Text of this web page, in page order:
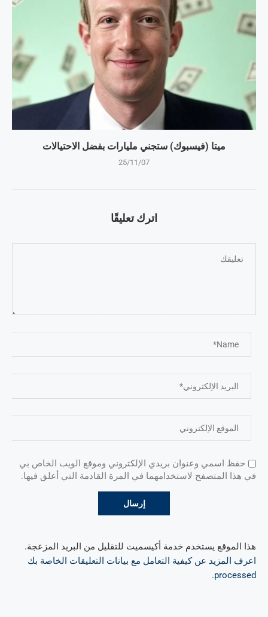
ميتا (فيسبوك) ستجني مليارات بفضل الاحتيالات
25/11/07
اترك تعليقًا
حفظ اسمي وعنوان بريدي الإلكتروني وموقع الويب الخاص بي
في هذا المتصفح لاستخدامهما في المرة القادمة التي أعلق فيها.
هذا الموقع يستخدم خدمة أكيسميت للتقليل من البريد المزعجة.
اعرف المزيد عن كيفية التعامل مع بيانات التعليقات الخاصة بك
processed
.